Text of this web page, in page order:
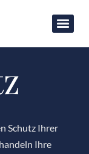
Schutz Ihrer
Ihre